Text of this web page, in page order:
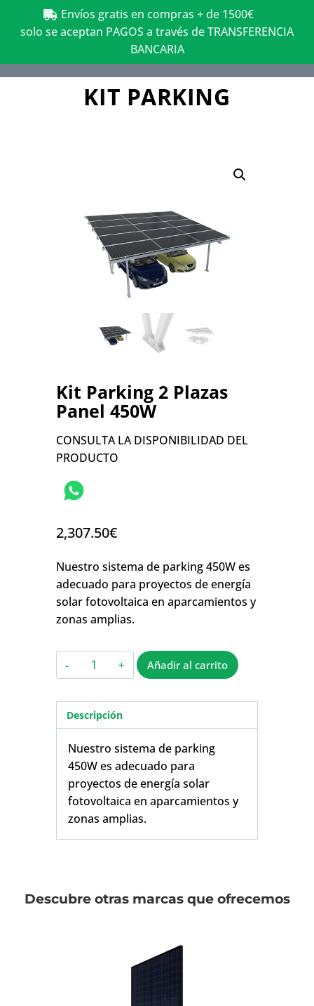
Envíos gratis en compras + de 1500€
solo se aceptan PAGOS a través de TRANSFERENCIA
BANCARIA
KIT PARKING
Kit Parking 2 Plazas
Panel 450W
CONSULTA LA DISPONIBILIDAD DEL
PRODUCTO
2,307.50€
Nuestro sistema de parking 450W es
adecuado para proyectos de energía
solar fotovoltaica en aparcamientos y
zonas amplias.
Añadir al carrito
Descripción
Nuestro sistema de parking
450W es adecuado para
proyectos de energía solar
fotovoltaica en aparcamientos y
zonas amplias.
Descubre otras marcas que ofrecemos